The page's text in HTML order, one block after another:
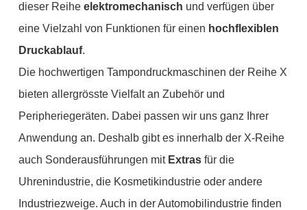
dieser Reihe elektromechanisch und verfügen über
eine Vielzahl von Funktionen für einen hochflexiblen
Druckablauf.
Die hochwertigen Tampondruckmaschinen der Reihe X
bieten allergrösste Vielfalt an Zubehör und
Peripheriegeräten. Dabei passen wir uns ganz Ihrer
Anwendung an. Deshalb gibt es innerhalb der X-Reihe
auch Sonderausführungen mit Extrasfür die
Uhrenindustrie, die Kosmetikindustrie oder andere
Industriezweige. Auch in der Automobilindustrie finden